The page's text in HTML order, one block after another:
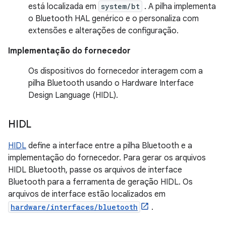
está localizada em system/bt . A pilha implementa
o Bluetooth HAL genérico e o personaliza com
extensões e alterações de configuração.
Implementação do fornecedor
Os dispositivos do fornecedor interagem com a
pilha Bluetooth usando o Hardware Interface
Design Language (HIDL).
HIDL
HIDL define a interface entre a pilha Bluetooth e a
implementação do fornecedor. Para gerar os arquivos
HIDL Bluetooth, passe os arquivos de interface
Bluetooth para a ferramenta de geração HIDL. Os
arquivos de interface estão localizados em
hardware/interfaces/bluetooth .